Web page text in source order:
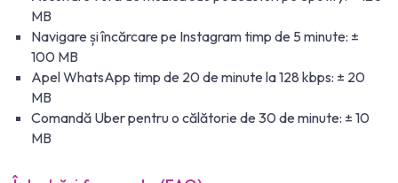
MB
Navigare și încărcare pe Instagram timp de 5 minute: ±
100 MB
Apel WhatsApp timp de 20 de minute la 128 kbps: ± 20
MB
Comandă Uber pentru o călătorie de 30 de minute: ± 10
MB